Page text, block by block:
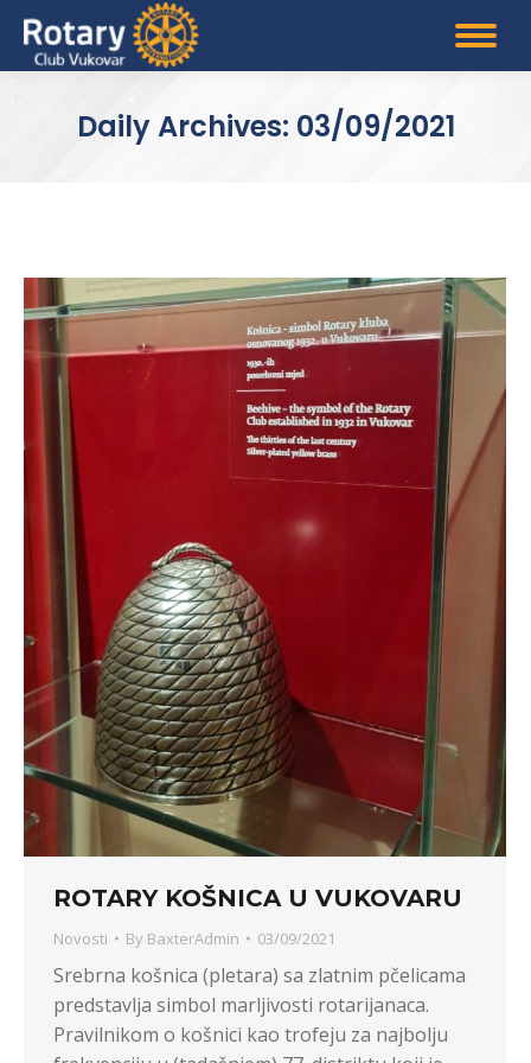
Daily Archives: 03/09/2021
ROTARY KOŠNICA U VUKOVARU
Novosti By BaxterAdmin 03/09/2021
Srebrna košnica (pletara) sa zlatnim pčelicama
predstavlja simbol marljivosti rotarijanaca.
Pravilnikom o košnici kao trofeju za najbolju